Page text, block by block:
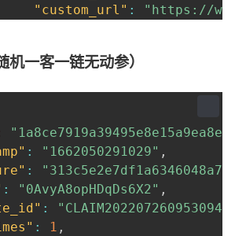
"custom_url" :
"https://
"aim_url": "aaa.cn/
"aaa.cn"
机一客一链无动参）
: "1662050291029" ,
:
: "0AvyA8opHDqDs6X2" ,
:
: 1 ,